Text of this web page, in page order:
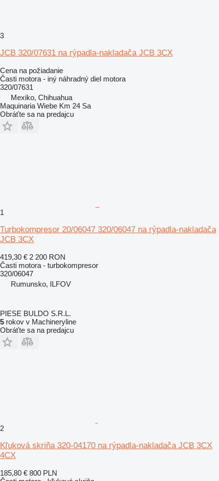
3
JCB 320/07631 na rýpadla-nakladača JCB 3CX
Cena na požiadanie
Časti motora - iný náhradný diel motora
320/07631
Mexiko, Chihuahua
Maquinaria Wiebe Km 24 Sa
Obráťte sa na predajcu
1
Turbokompresor 20/06047 320/06047 na rýpadla-nakladača
JCB 3CX
419,30 € 2 200 RON
Časti motora - turbokompresor
320/06047
Rumunsko, ILFOV
PIESE BULDO S.R.L.
5 rokov v Machineryline
Obráťte sa na predajcu
2
Kľuková skriňa 320-04170 na rýpadla-nakladača JCB 3CX
4CX
185,80 € 800 PLN